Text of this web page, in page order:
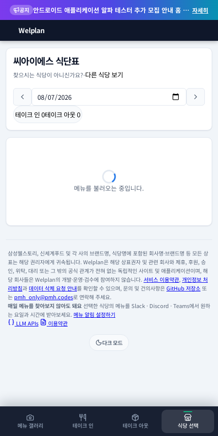
공지 안드로이드 애플리케이션 알파 테스터 추가 모집 안내 홈 화면 위젯 등 지원 자세히
Welplan
메뉴 갤러리 테이크 인 테이크 아웃 식당 선택
씨아이에스 식단표
찾으시는 식당이 아니신가요?-다른 식당 보기
테이크 인 0테이크 아웃0
메뉴를 불러오는 중입니다.
삼성웰스토리, 신세계푸드 및 각 사의 브랜드명, 식당명에 포함된 회사명·브랜드명 등 모든 상
표는 해당 권리자에게 귀속됩니다. Welplan은 해당 상표권자 및 관련 회사와 제휴, 후원, 승
인, 위탁, 대리 또는 그 밖의 공식 관계가 전혀 없는 독립적인 사이트 및 애플리케이션이며, 해
당 회사들은 Welplan의 개발·운영·검수에 참여하지 않습니다. 서비스 이용약관, 개인정보 처
리방침과데이터 삭제 요청 안내를 확인할 수 있으며, 문의 및 건의사항은GitHub 저장소 또
는 pmh_only@pmh.codes로 연락해 주세요.
매일 메뉴를 찾아보지 않아도 돼요선택한 식당의 메뉴를 Slack · Discord · Teams에서 원하
는 요일과 시간에 받아보세요. 메뉴 알림 설정하기
LLM APIs
이용약관
다크 모드